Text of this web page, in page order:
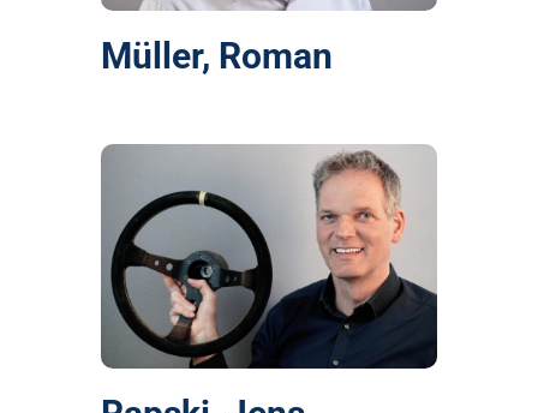
Müller, Roman